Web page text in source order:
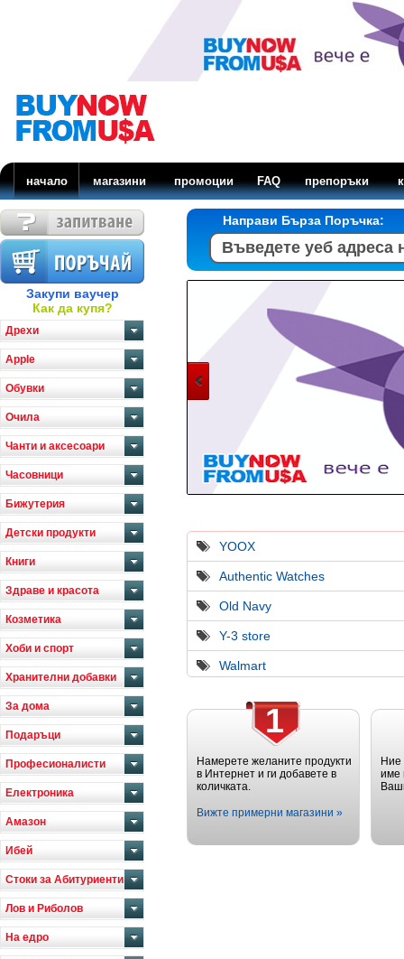
начало магазини промоции FAQ препоръки
Закупи ваучер
Как да купя?
Дрехи
Apple
Обувки
Очила
Чанти и аксесоари
Часовници
Бижутерия
Детски продукти
Книги
Здраве и красота
Козметика
Хоби и спорт
Хранителни добавки
За дома
Подаръци
Професионалисти
Електроника
Амазон
Ибей
Стоки за Абитуриенти
Лов и Риболов
На едро
Направи Бърза Поръчка:
YOOX
Authentic Watches
Old Navy
Y-3 store
Walmart
1
Намерете желаните продукти
в Интернет и ги добавете в
количката.
Вижте примерни магазини »
име